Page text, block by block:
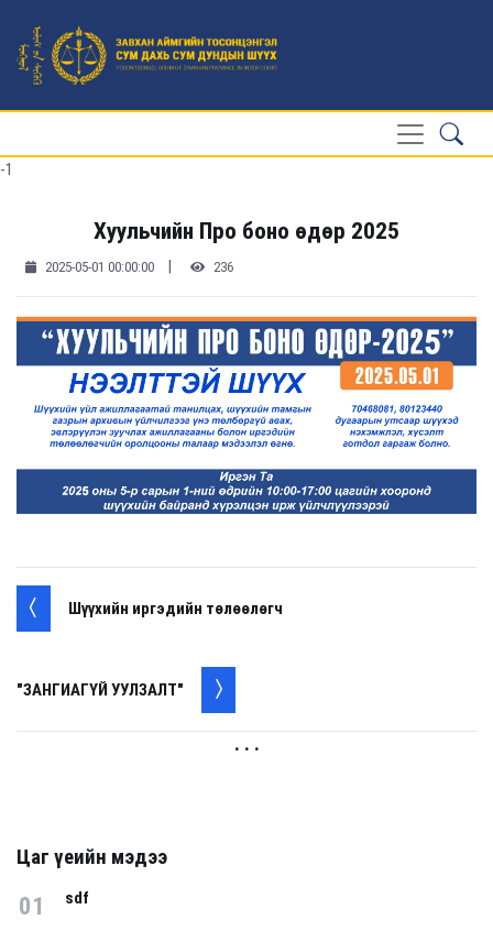
-1
Хуульчийн Про боно өдөр 2025
2025-05-01 00:00:00 | 236
Шүүхийн иргэдийн төлөөлөгч
"ЗАНГИАГҮЙ УУЛЗАЛТ"
. . .
Цаг үеийн мэдээ
01 sdf